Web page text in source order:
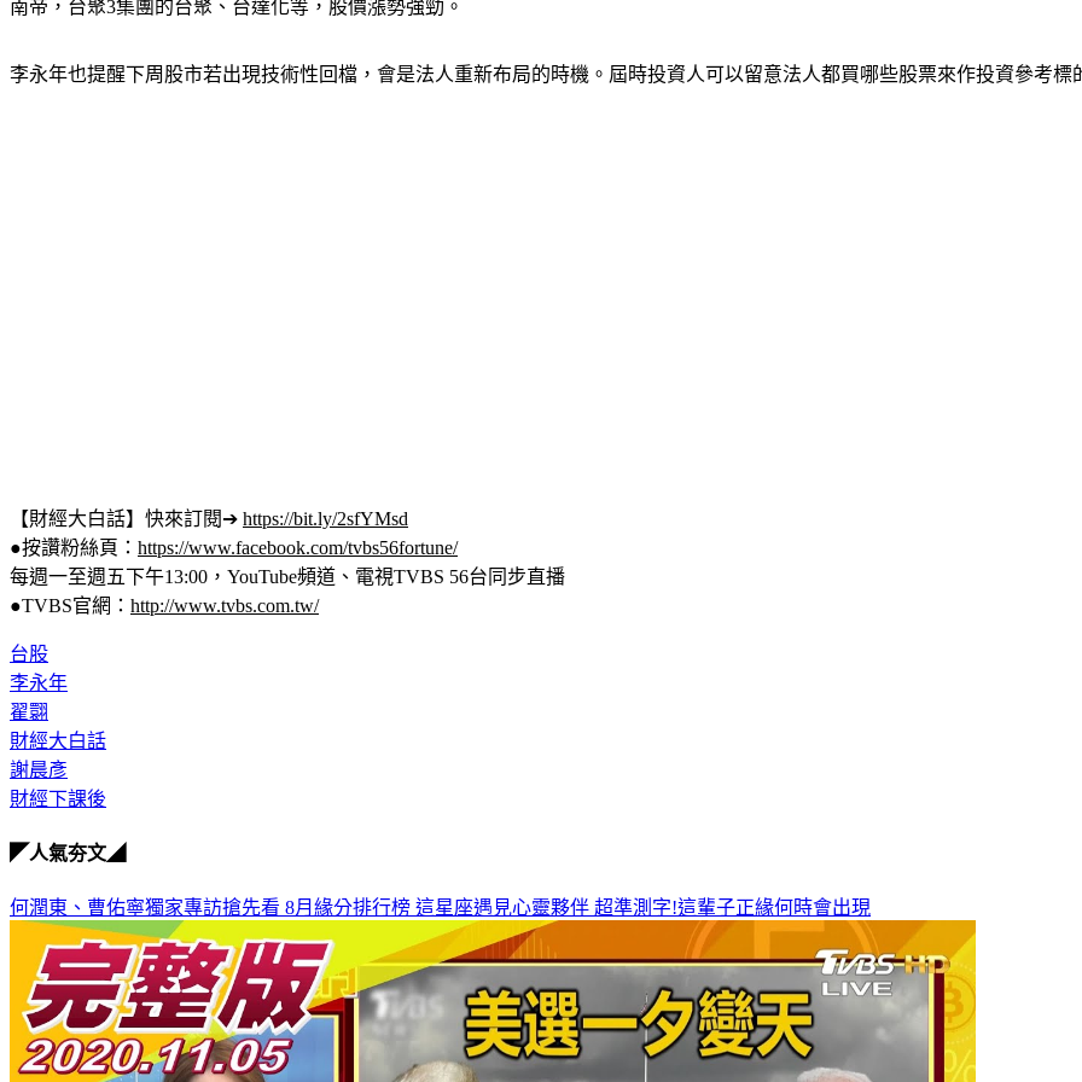
南帝，台聚3集團的台聚、台達化等，股價漲勢強勁。
李永年也提醒下周股市若出現技術性回檔，會是法人重新布局的時機。屆時投資人可以留意法人都買哪些股票來作投資參考標
【財經大白話】快來訂閱➔ https://bit.ly/2sfYMsd
●按讚粉絲頁： https://www.facebook.com/tvbs56fortune/
每週一至週五下午13:00，YouTube頻道、電視TVBS 56台同步直播
●TVBS官網： http://www.tvbs.com.tw/
台股
李永年
翟翾
財經大白話
謝晨彥
財經下課後
◤人氣夯文◢
何潤東、曹佑寧獨家專訪搶先看 8月緣分排行榜 這星座遇見心靈夥伴 超準測字!這輩子正緣何時會出現